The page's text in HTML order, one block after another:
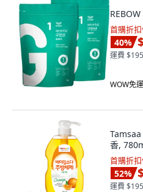
首購折
40%
運費 $195
WOW免運
香,
首購折
52%
運費 $195